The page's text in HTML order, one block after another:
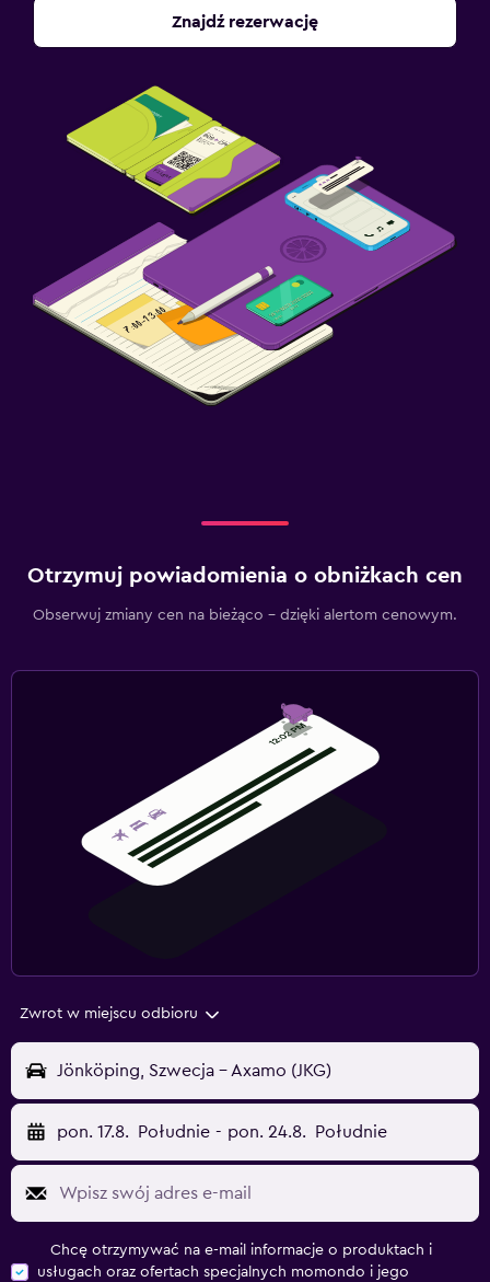
Znajdź rezerwację
Otrzymuj powiadomienia o obniżkach cen
Obserwuj zmiany cen na bieżąco – dzięki alertom cenowym.
Zwrot w miejscu odbioru
Jönköping, Szwecja - Axamo (JKG)
pon. 17.8. Południe - pon. 24.8. Południe
Chcę otrzymywać na e-mail informacje o produktach i
usługach oraz ofertach specjalnych momondo i jego